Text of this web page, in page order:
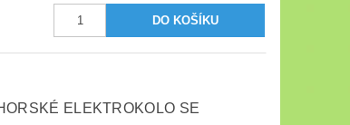
ELEKTROKOLO SE